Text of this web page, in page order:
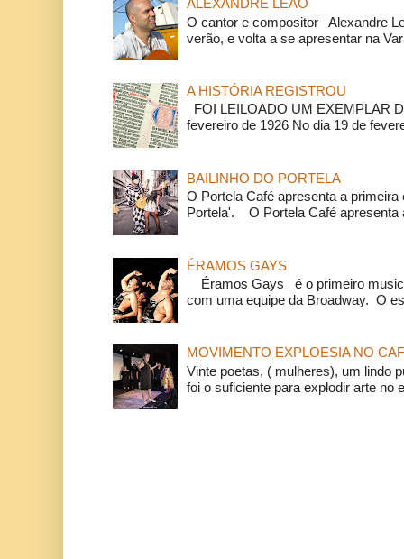
ALEXANDRE LEÃO
O cantor e compositor Alexandre
verão, e volta a se apresentar na
A HISTÓRIA REGISTROU
FOI LEILOADO UM EXEMPLAR
fevereiro de 1926 No dia 19 de
BAILINHO DO PORTELA
O Portela Café apresenta a
Portela'. O Portela Café apresenta
ÉRAMOS GAYS
Éramos Gays é o primeiro
com uma equipe da Broadway. O
MOVIMENTO EXPLOESIA NO
Vinte poetas, ( mulheres), um lindo
foi o suficiente para explodir arte no